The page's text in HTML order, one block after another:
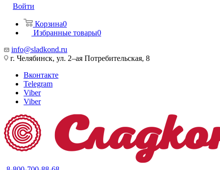
Войти
Корзина0
Избранные товары0
info@sladkond.ru
г. Челябинск, ул. 2–ая Потребительская, 8
Вконтакте
Telegram
Viber
Viber